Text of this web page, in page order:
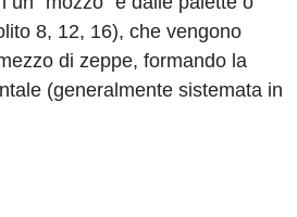
8, 12, 16), che vengono
di zeppe, formando la
(generalmente sistemata in